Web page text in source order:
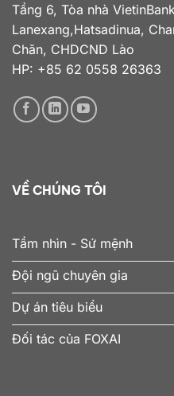
Tầng 6, Tòa nhà
Lanexang,Hatsadinua,
Chăn, CHDCND Lào
HP: +85 62 0558 26363
VỀ CHÚNG TÔI
Tầm nhìn - Sứ mệnh
Đội ngũ chuyên gia
Dự án tiêu biểu
Đối tác của FOXAI